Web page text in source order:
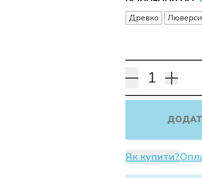
Древко Люверси
Як купити?